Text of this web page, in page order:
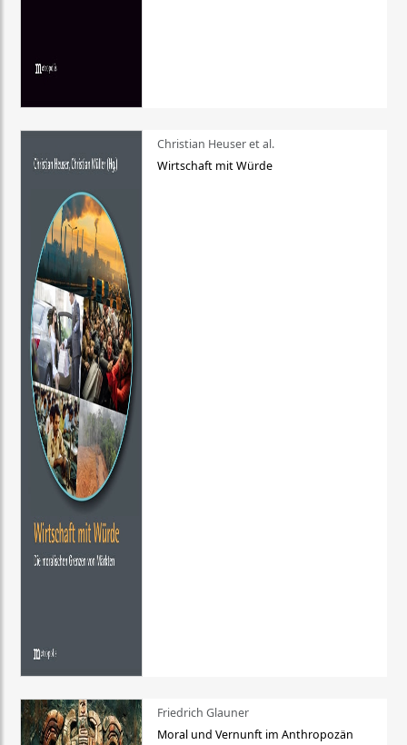
Christian Heuser et al.
Wirtschaft mit Würde
Friedrich Glauner
Moral und Vernunft im Anthropozän